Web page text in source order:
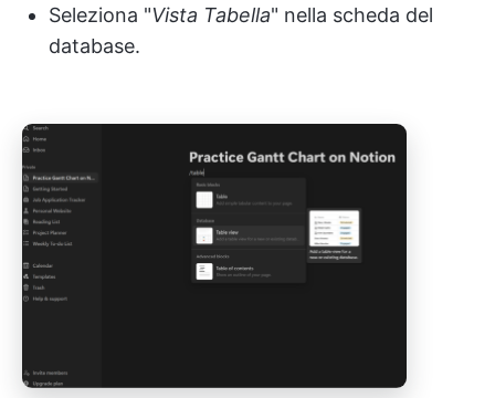
Seleziona "Vista Tabella" nella scheda del
database.